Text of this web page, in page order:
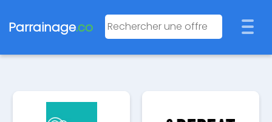
Parrainage.co